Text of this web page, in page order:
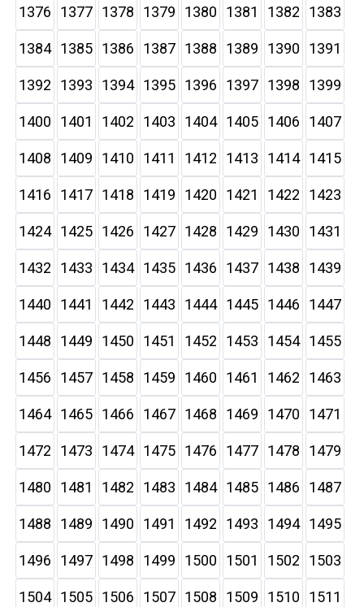
1376 1377 1378 1379 1380 1381 1382 1383
1384 1385 1386 1387 1388 1389 1390 1391
1392 1393 1394 1395 1396 1397 1398 1399
1400 1401 1402 1403 1404 1405 1406 1407
1408 1409 1410 1411 1412 1413 1414 1415
1416 1417 1418 1419 1420 1421 1422 1423
1424 1425 1426 1427 1428 1429 1430 1431
1432 1433 1434 1435 1436 1437 1438 1439
1440 1441 1442 1443 1444 1445 1446 1447
1448 1449 1450 1451 1452 1453 1454 1455
1456 1457 1458 1459 1460 1461 1462 1463
1464 1465 1466 1467 1468 1469 1470 1471
1472 1473 1474 1475 1476 1477 1478 1479
1480 1481 1482 1483 1484 1485 1486 1487
1488 1489 1490 1491 1492 1493 1494 1495
1496 1497 1498 1499 1500 1501 1502 1503
1504 1505 1506 1507 1508 1509 1510 1511